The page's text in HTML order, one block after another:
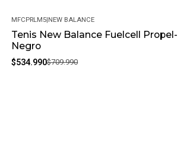
-25%
MFCPRLM5|NEW BALANCE
Tenis New Balance Fuelcell Propel-
Negro
$534.990$709.990